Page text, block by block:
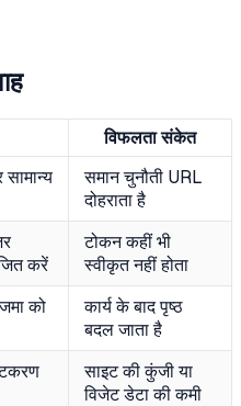
विफलता संकेत
सामान्य
समान चुनौती URL
दोहराता है
करें
टोकन कहीं भी
स्वीकृत नहीं होता
को
कार्य के बाद पृष्ठ
बदल जाता है
साइट की कुंजी या
विजेट डेटा की कमी